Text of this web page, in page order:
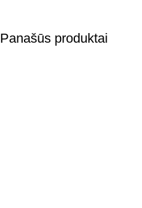
Panašūs produktai